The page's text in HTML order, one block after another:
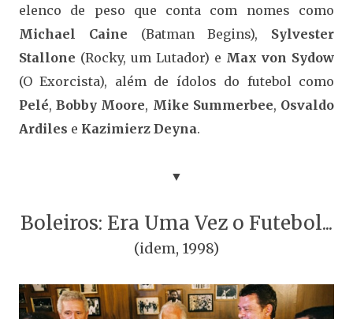
elenco de peso que conta com nomes como
Michael Caine (Batman Begins), Sylvester
Stallone (Rocky, um Lutador) e Max von Sydow
(O Exorcista), além de ídolos do futebol como
Pelé,Bobby Moore, Mike Summerbee, Osvaldo
Ardiles e Kazimierz Deyna.
▼
Boleiros: Era Uma Vez o Futebol...
(idem, 1998)